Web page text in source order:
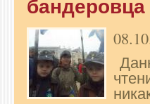
бандеровца